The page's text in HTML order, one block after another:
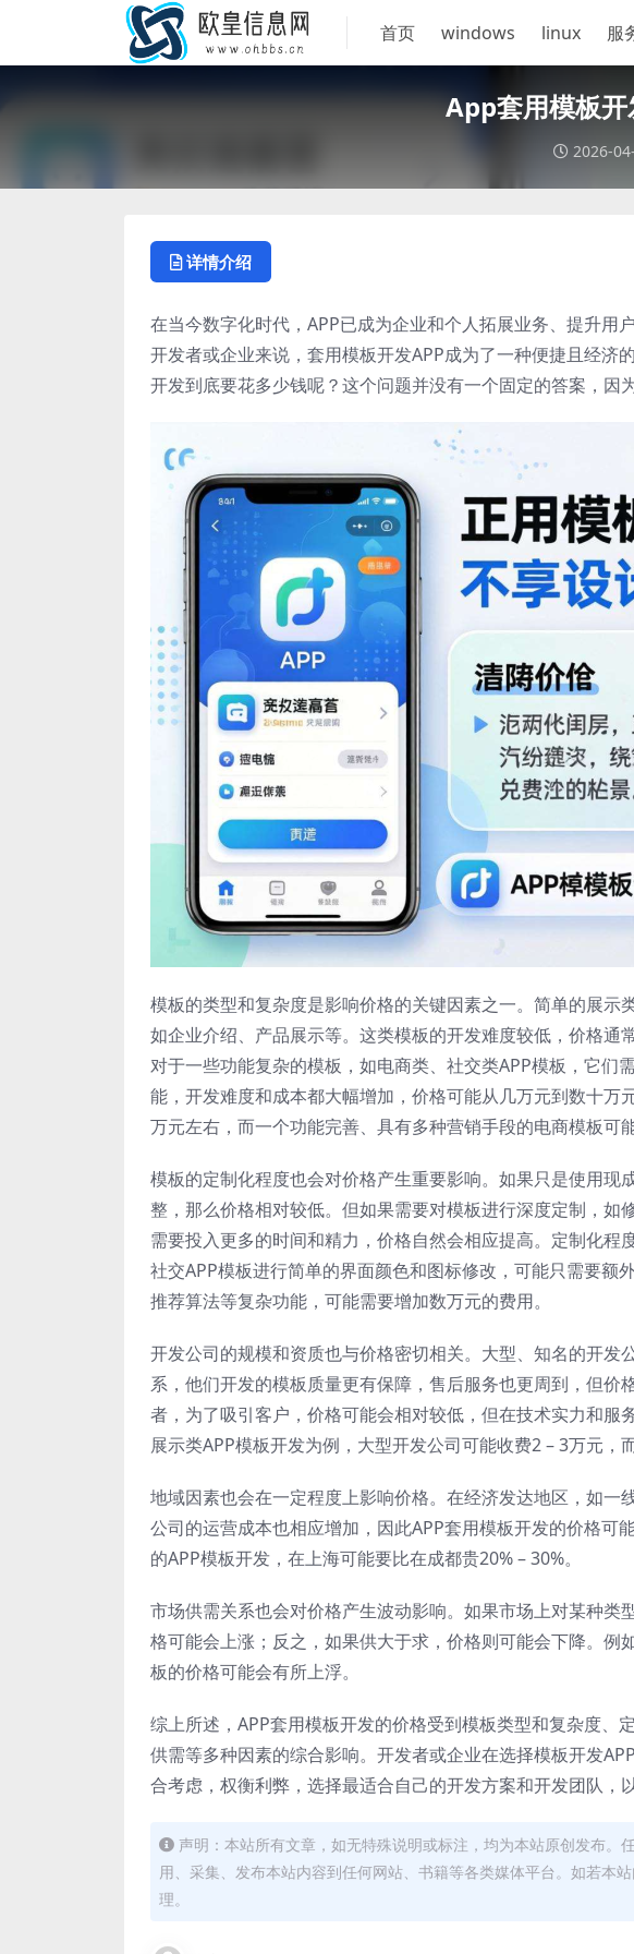
首页 windows linux 服
App套用模板开
2026-
详情介绍
在当今数字化时代，APP已成为企业和个人拓展业务、提升用
开发者或企业来说，套用模板开发APP成为了一种便捷且经济
开发到底要花多少钱呢？这个问题并没有一个固定的答案，因
模板的类型和复杂度是影响价格的关键因素之一。简单的展示
如企业介绍、产品展示等。这类模板的开发难度较低，价格通
对于一些功能复杂的模板，如电商类、社交类APP模板，它们
能，开发难度和成本都大幅增加，价格可能从几万元到数十万
万元左右，而一个功能完善、具有多种营销手段的电商模板可
模板的定制化程度也会对价格产生重要影响。如果只是使用现
整，那么价格相对较低。但如果需要对模板进行深度定制，如
需要投入更多的时间和精力，价格自然会相应提高。定制化程
社交APP模板进行简单的界面颜色和图标修改，可能只需要额
推荐算法等复杂功能，可能需要增加数万元的费用。
开发公司的规模和资质也与价格密切相关。大型、知名的开发
系，他们开发的模板质量更有保障，售后服务也更周到，但价
者，为了吸引客户，价格可能会相对较低，但在技术实力和服
展示类APP模板开发为例，大型开发公司可能收费2 – 3万元，
地域因素也会在一定程度上影响价格。在经济发达地区，如一
公司的运营成本也相应增加，因此APP套用模板开发的价格可
的APP模板开发，在上海可能要比在成都贵20% – 30%。
市场供需关系也会对价格产生波动影响。如果市场上对某种类
格可能会上涨；反之，如果供大于求，价格则可能会下降。例
板的价格可能会有所上浮。
综上所述，APP套用模板开发的价格受到模板类型和复杂度、
供需等多种因素的综合影响。开发者或企业在选择模板开发
合考虑，权衡利弊，选择最适合自己的开发方案和开发团队，
声明：本站所有文章，如无特殊说明或标注，均为本站原创发布。
用、采集、发布本站内容到任何网站、书籍等各类媒体平台。如若本
理。